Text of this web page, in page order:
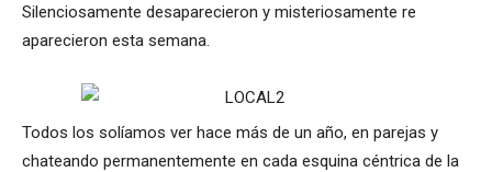
Silenciosamente desaparecieron y misteriosamente re
aparecieron esta semana.
Todos los solíamos ver hace más de un año, en parejas y
chateando permanentemente en cada esquina céntrica de la